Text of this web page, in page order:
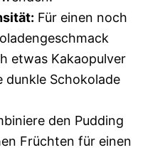
Für einen noch
etwas Kakaopulver
dunkle Schokolade
den Pudding
Früchten für einen